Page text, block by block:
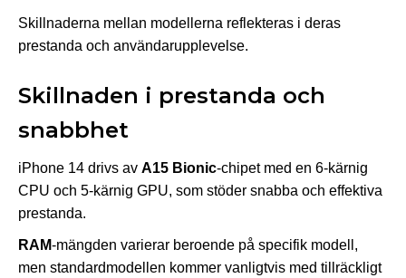
Skillnaderna mellan modellerna reflekteras i deras
prestanda och användarupplevelse.
Skillnaden i prestanda och
snabbhet
iPhone 14 drivs av A15 Bionic-chipet med en 6-kärnig
CPU och 5-kärnig GPU, som stöder snabba och effektiva
prestanda.
RAM-mängden varierar beroende på specifik modell,
men standardmodellen kommer vanligtvis med tillräckligt